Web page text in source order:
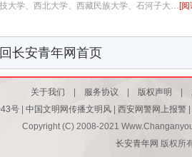
大学、西北大学、西藏民族大学、石河子大…[阅
长安青年网首页
关于我们 服务协议 版权声明
号
中国文明网传播文明风 西安网警网上报警
Copyright (C) 2008-2021
长安青年网 版权所